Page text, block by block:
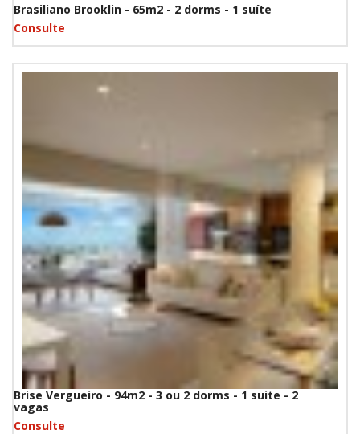
Brasiliano Brooklin - 65m2 - 2 dorms - 1 suíte
Consulte
Brise Vergueiro - 94m2 - 3 ou 2 dorms - 1 suite - 2
vagas
Consulte